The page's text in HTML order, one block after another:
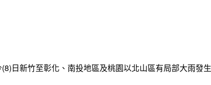
日新竹至彰化、南投地區及桃園以北山區有局部大雨